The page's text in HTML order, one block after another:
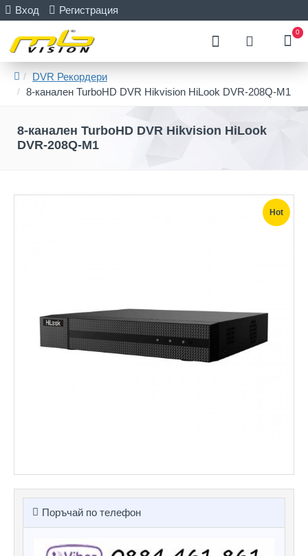
Вход Регистрация
0
DVR Рекордери
8-канален TurboHD DVR Hikvision HiLook DVR-208Q-M1
8-канален TurboHD DVR Hikvision HiLook
DVR-208Q-M1
Hot
Поръчай по телефон